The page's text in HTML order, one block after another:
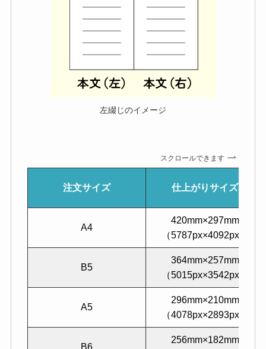
左綴じのイメージ
スクロールできます
注文サイズ 仕上がりサイズ
A4
420mm×297mm
（5787px×4092px）
B5
364mm×257mm
（5015px×3542px）
A5
296mm×210mm
（4078px×2893px）
B6
256mm×182mm